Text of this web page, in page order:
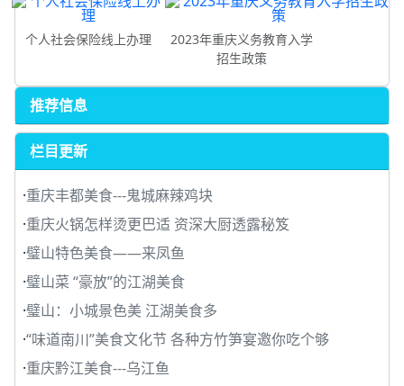
个人社会保险线上办理
2023年重庆义务教育入学
招生政策
推荐信息
栏目更新
·重庆丰都美食---鬼城麻辣鸡块
·重庆火锅怎样烫更巴适 资深大厨透露秘笈
·璧山特色美食——来凤鱼
·璧山菜 “豪放”的江湖美食
·璧山：小城景色美 江湖美食多
·“味道南川”美食文化节 各种方竹笋宴邀你吃个够
·重庆黔江美食---乌江鱼